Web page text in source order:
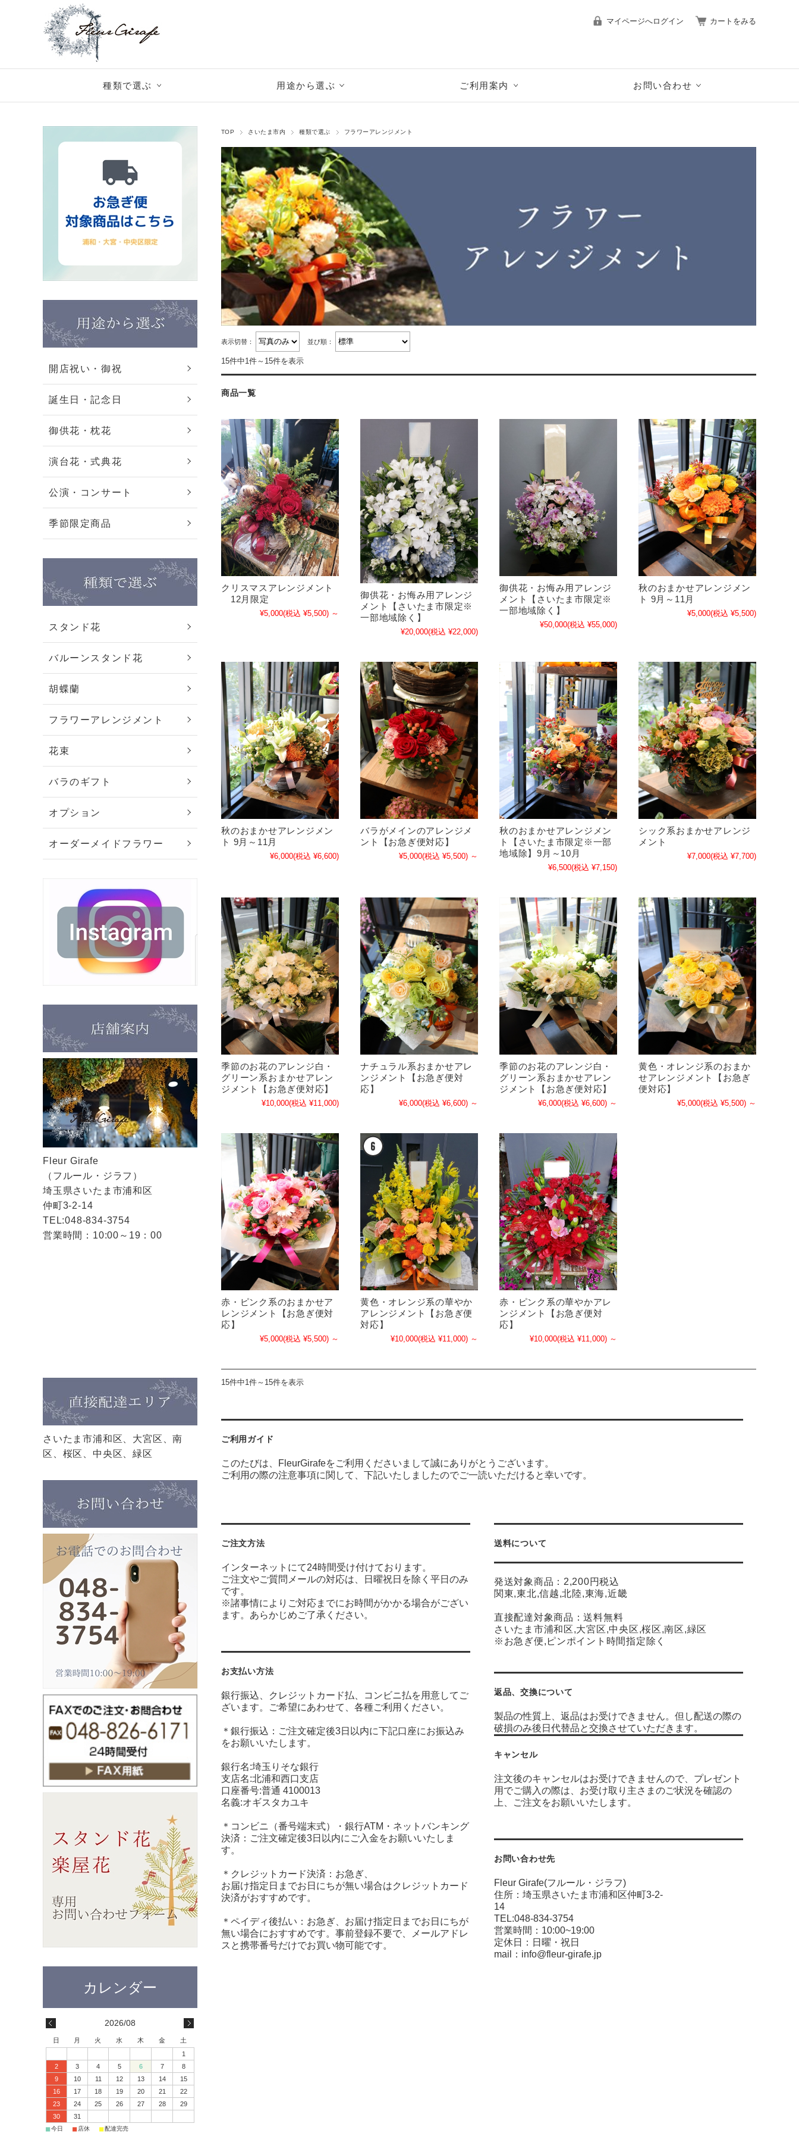
マイページへログイン カートをみる
種類で選ぶ 用途から選ぶ ご利用案内 お問い合わせ
TOP さいたま市内 種類で選ぶ フラワーアレンジメント
表示切替： 並び順：
15件中1件～15件を表示
商品一覧
クリスマスアレンジメント
12月限定
¥5,000(税込 ¥5,500) ～
御供花・お悔み用アレンジ
メント【さいたま市限定※
一部地域除く】
¥20,000(税込 ¥22,000)
御供花・お悔み用アレンジ
メント【さいたま市限定※
一部地域除く】
¥50,000(税込 ¥55,000)
秋のおまかせアレンジメン
ト 9月～11月
¥5,000(税込 ¥5,500)
秋のおまかせアレンジメン
ト 9月～11月
¥6,000(税込 ¥6,600)
バラがメインのアレンジメ
ント【お急ぎ便対応】
¥5,000(税込 ¥5,500) ～
秋のおまかせアレンジメン
ト【さいたま市限定※一部
地域除】9月～10月
¥6,500(税込 ¥7,150)
シック系おまかせアレンジ
メント
¥7,000(税込 ¥7,700)
季節のお花のアレンジ白・
グリーン系おまかせアレン
ジメント【お急ぎ便対応】
¥10,000(税込 ¥11,000)
ナチュラル系おまかせアレ
ンジメント【お急ぎ便対
応】
¥6,000(税込 ¥6,600) ～
季節のお花のアレンジ白・
グリーン系おまかせアレン
ジメント【お急ぎ便対応】
¥6,000(税込 ¥6,600) ～
黄色・オレンジ系のおまか
せアレンジメント【お急ぎ
便対応】
¥5,000(税込 ¥5,500) ～
赤・ピンク系のおまかせア
レンジメント【お急ぎ便対
応】
¥5,000(税込 ¥5,500) ～
黄色・オレンジ系の華やか
アレンジメント【お急ぎ便
対応】
¥10,000(税込 ¥11,000) ～
赤・ピンク系の華やかアレ
ンジメント【お急ぎ便対
応】
¥10,000(税込 ¥11,000) ～
15件中1件～15件を表示
ご利用ガイド
このたびは、FleurGirafeをご利用くださいまして誠にありがとうございます。
ご利用の際の注意事項に関して、下記いたしましたのでご一読いただけると幸いです。
ご注文方法
インターネットにて24時間受け付けております。
ご注文やご質問メールの対応は、日曜祝日を除く平日のみ
です。
※諸事情によりご対応までにお時間がかかる場合がござい
ます。あらかじめご了承ください。
お支払い方法
銀行振込、クレジットカード払、コンビニ払を用意してご
ざいます。ご希望にあわせて、各種ご利用ください。
＊銀行振込：ご注文確定後3日以内に下記口座にお振込み
をお願いいたします。
銀行名:埼玉りそな銀行
支店名:北浦和西口支店
口座番号:普通 4100013
名義:オギスタカユキ
＊コンビニ（番号端末式）・銀行ATM・ネットバンキング
決済：ご注文確定後3日以内にご入金をお願いいたしま
す。
＊クレジットカード決済：お急ぎ、
お届け指定日までお日にちが無い場合はクレジットカード
決済がおすすめです。
＊ペイディ後払い：お急ぎ、お届け指定日までお日にちが
無い場合におすすめです。事前登録不要で、メールアドレ
スと携帯番号だけでお買い物可能です。
送料について
発送対象商品：2,200円税込
関東,東北,信越,北陸,東海,近畿
直接配達対象商品：送料無料
さいたま市浦和区,大宮区,中央区,桜区,南区,緑区
※お急ぎ便,ピンポイント時間指定除く
返品、交換について
製品の性質上、返品はお受けできません。但し配送の際の
破損のみ後日代替品と交換させていただきます。
キャンセル
注文後のキャンセルはお受けできませんので、プレゼント
用でご購入の際は、お受け取り主さまのご状況を確認の
上、ご注文をお願いいたします。
お問い合わせ先
Fleur Girafe(フルール・ジラフ)
住所：埼玉県さいたま市浦和区仲町3-2-
14
TEL:048-834-3754
営業時間：10:00~19:00
定休日：日曜・祝日
mail：info@fleur-girafe.jp
開店祝い・御祝
誕生日・記念日
御供花・枕花
演台花・式典花
公演・コンサート
季節限定商品
スタンド花
バルーンスタンド花
胡蝶蘭
フラワーアレンジメント
花束
バラのギフト
オプション
オーダーメイドフラワー
Fleur Girafe
（フルール・ジラフ）
埼玉県さいたま市浦和区
仲町3-2-14
TEL:048-834-3754
営業時間：10:00～19：00
さいたま市浦和区、大宮区、南
区、桜区、中央区、緑区
2026/08
日 月 火 水 木 金
土
1
2
3 4 5 6 7
8
9
10 11 12 13 14
15
16
17 18 19 20 21
22
23
24 25 26 27 28
29
30
31
■今日 ■ 店休 ■配達完売